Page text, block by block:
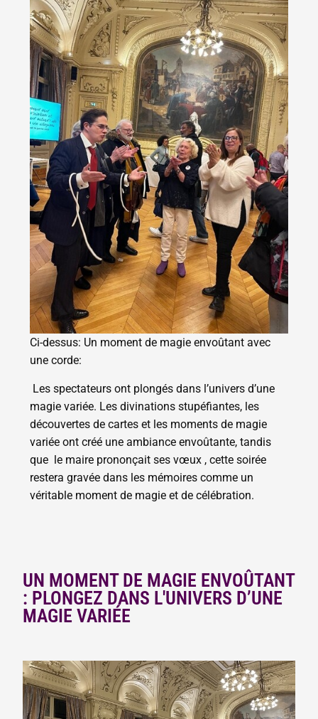
Ci-dessus: Un moment de magie envoûtant avec
une corde:
Les spectateurs ont plongés dans l’univers d’une
magie variée. Les divinations stupéfiantes, les
découvertes de cartes et les moments de magie
variée ont créé une ambiance envoûtante, tandis
que le maire prononçait ses vœux , cette soirée
restera gravée dans les mémoires comme un
véritable moment de magie et de célébration.
UN MOMENT DE MAGIE ENVOÛTANT
: PLONGEZ DANS L'UNIVERS D’UNE
MAGIE VARIÉE